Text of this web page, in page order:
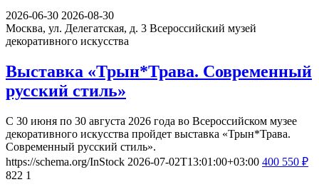
2026-06-30 2026-08-30
Москва, ул. Делегатская, д. 3 Всероссийский музей
декоративного искусства
Выставка «Трын*Трава. Современный
русский стиль»
С 30 июня по 30 августа 2026 года во Всероссийском музее
декоративного искусства пройдет выставка «Трын*Трава.
Современный русский стиль».
https://schema.org/InStock 2026-07-02T13:01:00+03:00 400 550 ₽
822 1